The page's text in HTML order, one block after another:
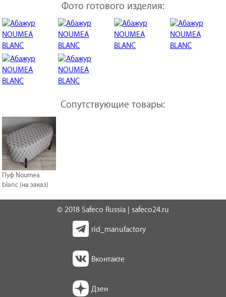
Фото готового изделия:
Сопутствующие товары:
Пуф Noumea
blanc (на заказ)
© 2018 Safeco Russia | safeco24.ru
rid_manufactory
Вконтакте
Дзен